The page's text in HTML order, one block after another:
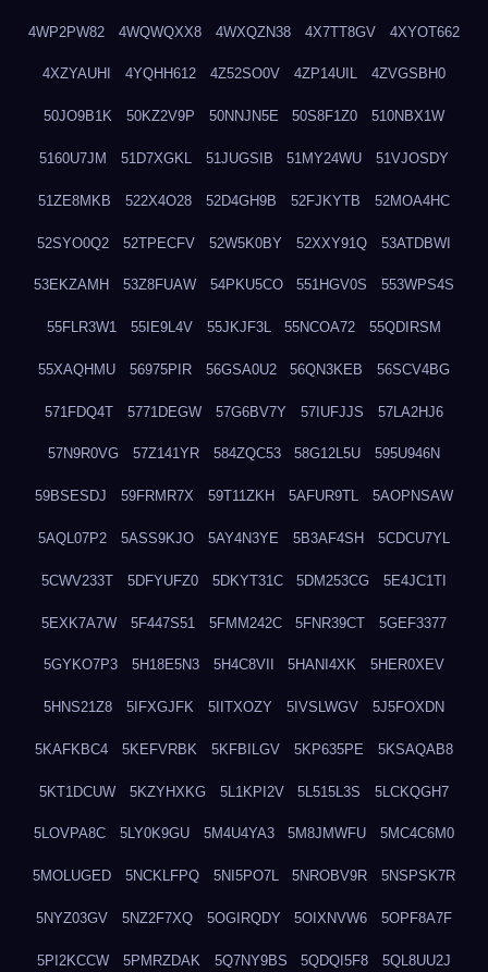
4WP2PW82 4WQWQXX8 4WXQZN38 4X7TT8GV 4XYOT662
4XZYAUHI 4YQHH612 4Z52SO0V 4ZP14UIL 4ZVGSBH0
50JO9B1K 50KZ2V9P 50NNJN5E 50S8F1Z0 510NBX1W
5160U7JM 51D7XGKL 51JUGSIB 51MY24WU 51VJOSDY
51ZE8MKB 522X4O28 52D4GH9B 52FJKYTB 52MOA4HC
52SYO0Q2 52TPECFV 52W5K0BY 52XXY91Q 53ATDBWI
53EKZAMH 53Z8FUAW 54PKU5CO 551HGV0S 553WPS4S
55FLR3W1 55IE9L4V 55JKJF3L 55NCOA72 55QDIRSM
55XAQHMU 56975PIR 56GSA0U2 56QN3KEB 56SCV4BG
571FDQ4T 5771DEGW 57G6BV7Y 57IUFJJS 57LA2HJ6
57N9R0VG 57Z141YR 584ZQC53 58G12L5U 595U946N
59BSESDJ 59FRMR7X 59T11ZKH 5AFUR9TL 5AOPNSAW
5AQL07P2 5ASS9KJO 5AY4N3YE 5B3AF4SH 5CDCU7YL
5CWV233T 5DFYUFZ0 5DKYT31C 5DM253CG 5E4JC1TI
5EXK7A7W 5F447S51 5FMM242C 5FNR39CT 5GEF3377
5GYKO7P3 5H18E5N3 5H4C8VII 5HANI4XK 5HER0XEV
5HNS21Z8 5IFXGJFK 5IITXOZY 5IVSLWGV 5J5FOXDN
5KAFKBC4 5KEFVRBK 5KFBILGV 5KP635PE 5KSAQAB8
5KT1DCUW 5KZYHXKG 5L1KPI2V 5L515L3S 5LCKQGH7
5LOVPA8C 5LY0K9GU 5M4U4YA3 5M8JMWFU 5MC4C6M0
5MOLUGED 5NCKLFPQ 5NI5PO7L 5NROBV9R 5NSPSK7R
5NYZ03GV 5NZ2F7XQ 5OGIRQDY 5OIXNVW6 5OPF8A7F
5PI2KCCW 5PMRZDAK 5Q7NY9BS 5QDQI5F8 5QL8UU2J